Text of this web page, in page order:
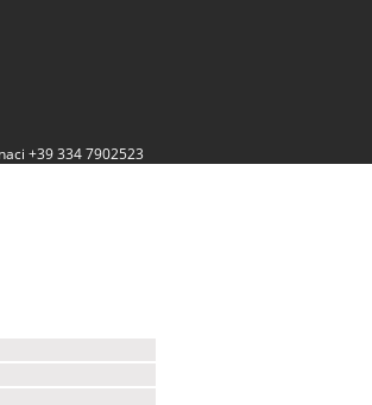
+39 334 7902523